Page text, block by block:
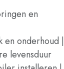
en
onderhoud |
levensduur